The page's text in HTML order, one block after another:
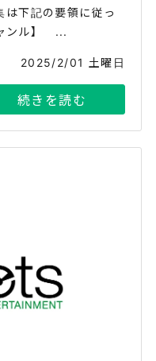
下記の要領に従っ
ンル】 ...
2025/2/01 土曜日
続きを読む